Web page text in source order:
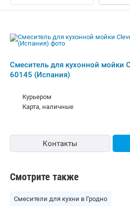
Смеситель для кухонной мойки
60145 (Испания)
Курьером
карта, наличные
Контакты
Смотрите также
Смесители для кухни в Гродно